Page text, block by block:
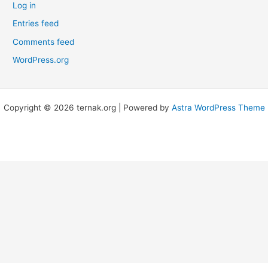
Log in
Entries feed
Comments feed
WordPress.org
Copyright © 2026 ternak.org | Powered by Astra WordPress Theme